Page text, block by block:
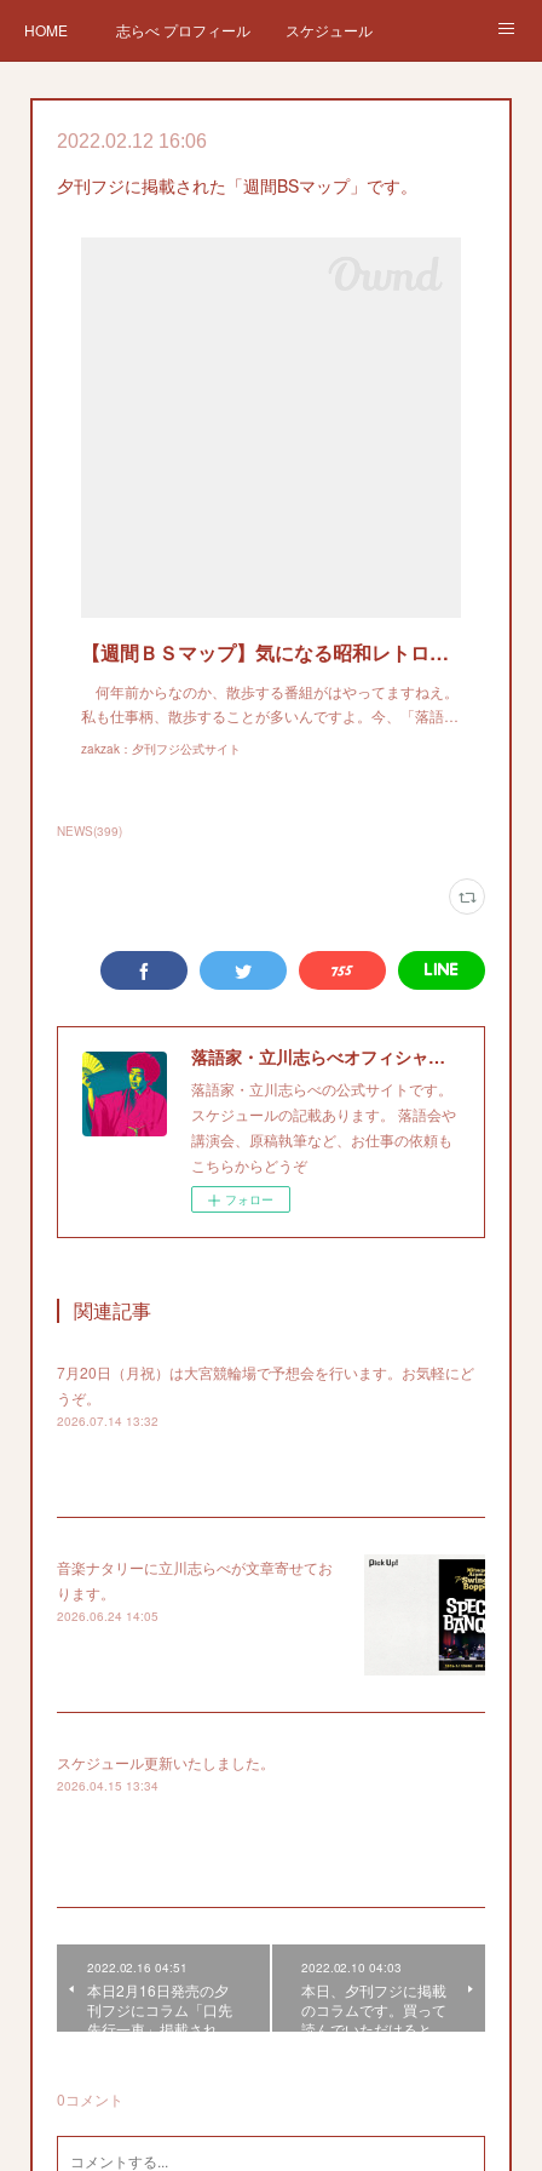
HOME 志らべ プロフィール スケジュール
チケット予約 Instagram
2022.02.12 16:06
夕刊フジに掲載された「週間BSマップ」です。
【週間ＢＳマップ】気になる昭和レトロの店構えに心がキュン 「飯尾和樹のずん喫茶」 （２月１３日（日）午後５時ＢＳテレ東）
何年前からなのか、散歩する番組がはやってますねえ。
私も仕事柄、散歩することが多いんですよ。今、「落語…
zakzak：夕刊フジ公式サイト
NEWS(399)
落語家・立川志らべオフィシャルサイト
落語家・立川志らべの公式サイトです。
スケジュールの記載あります。 落語会や
講演会、原稿執筆など、お仕事の依頼も
こちらからどうぞ
フォロー
関連記事
7月20日（月祝）は大宮競輪場で予想会を行います。お気軽にど
うぞ。
2026.07.14 13:32
音楽ナタリーに立川志らべが文章寄せてお
ります。
2026.06.24 14:05
スケジュール更新いたしました。
2026.04.15 13:34
2022.02.16 04:51
本日2月16日発売の夕
刊フジにコラム「口先
先行一車」掲載され…
2022.02.10 04:03
本日、夕刊フジに掲載
のコラムです。買って
読んでいただけると…
0コメント